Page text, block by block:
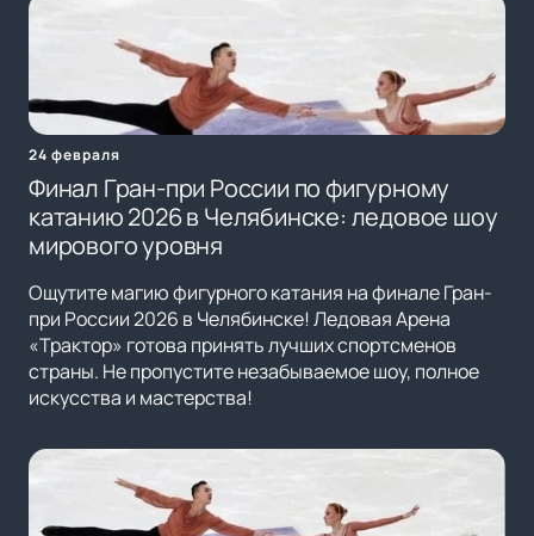
24 февраля
Финал Гран-при России по фигурному
катанию 2026 в Челябинске: ледовое шоу
мирового уровня
Ощутите магию фигурного катания на финале Гран-
при России 2026 в Челябинске! Ледовая Арена
«Трактор» готова принять лучших спортсменов
страны. Не пропустите незабываемое шоу, полное
искусства и мастерства!